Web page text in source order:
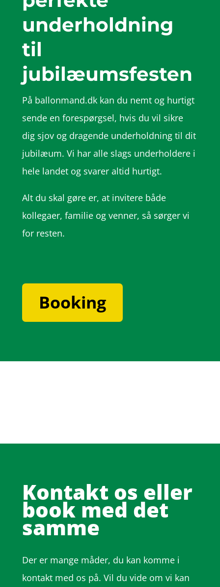
underholdning
til
jubilæumsfesten
På ballonmand.dk kan du nemt og hurtigt
sende en forespørgsel, hvis du vil sikre
dig sjov og dragende underholdning til dit
jubilæum. Vi har alle slags underholdere i
hele landet og svarer altid hurtigt.
Alt du skal gøre er, at invitere både
kollegaer, familie og venner, så sørger vi
for resten.
Booking
Kontakt os eller
book med det
samme
Der er mange måder, du kan komme i
kontakt med os på. Vil du vide om vi kan